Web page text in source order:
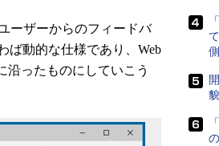
ーザーからのフィードバ
ば動的な仕様であり、Web
ったものにしていこう